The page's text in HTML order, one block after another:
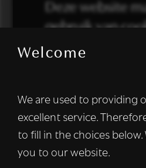
Welcome
We are used to providing
excellent service.
to fill in the choices
you to our website.
Deze website
gebruik van
We gebruiken cookies
informatie over uw
met onze advertentie-
die deze kunnen
informatie die u aan